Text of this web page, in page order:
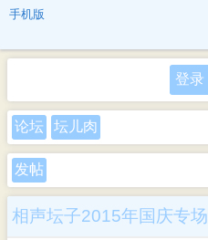
手机版
登录
论坛 坛儿肉
发帖
相声坛子2015年国庆专场